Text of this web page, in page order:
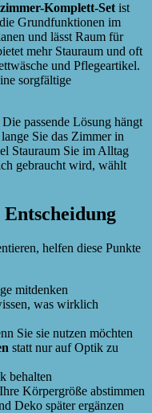
Komplett-Set ist
Grundfunktionen im
und lässt Raum für
mehr Stauraum und oft
und Pflegeartikel.
sorgfältige
passende Lösung hängt
Sie das Zimmer in
Stauraum Sie im Alltag
gebraucht wird, wählt
helfen diese Punkte
mitdenken
was wirklich
Sie sie nutzen möchten
statt nur auf Optik zu
behalten
Körpergröße abstimmen
Deko später ergänzen